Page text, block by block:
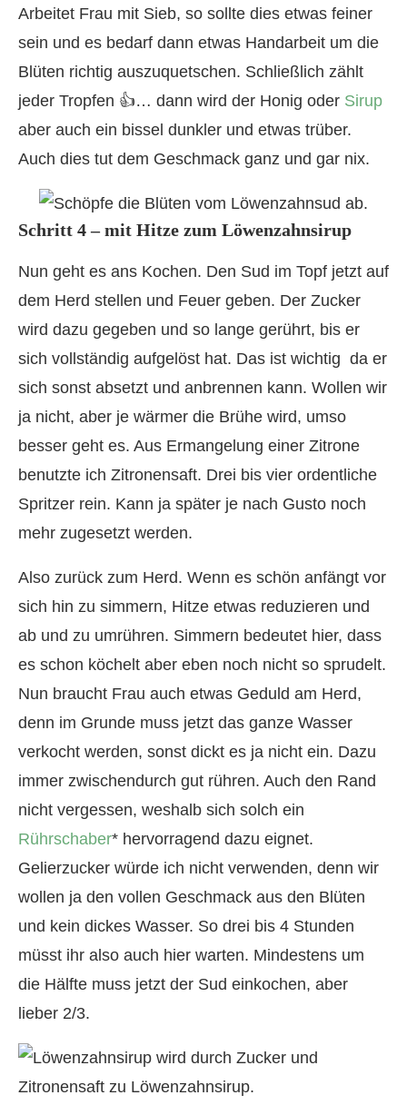
Arbeitet Frau mit Sieb, so sollte dies etwas feiner
sein und es bedarf dann etwas Handarbeit um die
Blüten richtig auszuquetschen. Schließlich zählt
jeder Tropfen 👍… dann wird der Honig oder Sirup
aber auch ein bissel dunkler und etwas trüber.
Auch dies tut dem Geschmack ganz und gar nix.
Schritt 4 – mit Hitze zum Löwenzahnsirup
Nun geht es ans Kochen. Den Sud im Topf jetzt auf
dem Herd stellen und Feuer geben. Der Zucker
wird dazu gegeben und so lange gerührt, bis er
sich vollständig aufgelöst hat. Das ist wichtig da er
sich sonst absetzt und anbrennen kann. Wollen wir
ja nicht, aber je wärmer die Brühe wird, umso
besser geht es. Aus Ermangelung einer Zitrone
benutzte ich Zitronensaft. Drei bis vier ordentliche
Spritzer rein. Kann ja später je nach Gusto noch
mehr zugesetzt werden.
Also zurück zum Herd. Wenn es schön anfängt vor
sich hin zu simmern, Hitze etwas reduzieren und
ab und zu umrühren. Simmern bedeutet hier, dass
es schon köchelt aber eben noch nicht so sprudelt.
Nun braucht Frau auch etwas Geduld am Herd,
denn im Grunde muss jetzt das ganze Wasser
verkocht werden, sonst dickt es ja nicht ein. Dazu
immer zwischendurch gut rühren. Auch den Rand
nicht vergessen, weshalb sich solch ein
Rührschaber* hervorragend dazu eignet.
Gelierzucker würde ich nicht verwenden, denn wir
wollen ja den vollen Geschmack aus den Blüten
und kein dickes Wasser. So drei bis 4 Stunden
müsst ihr also auch hier warten. Mindestens um
die Hälfte muss jetzt der Sud einkochen, aber
lieber 2/3.